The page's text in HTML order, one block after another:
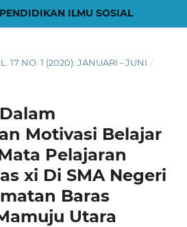
ILMU SOSIAL
17 NO. 1 (2020): JANUARI - JUNI /
Motivasi Belajar
Pelajaran
xi Di SMA Negeri
Baras
Utara